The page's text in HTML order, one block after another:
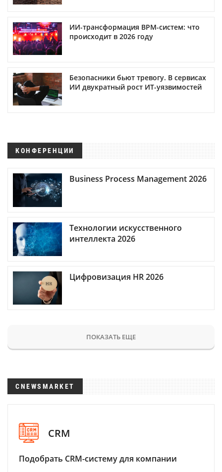
ИИ-трансформация BPM-систем: что
происходит в 2026 году
Безопасники бьют тревогу. В сервисах
ИИ двукратный рост ИТ-уязвимостей
КОНФЕРЕНЦИИ
Business Process Management 2026
Технологии искусственного
интеллекта 2026
Цифровизация HR 2026
ПОКАЗАТЬ ЕЩЕ
CNEWSMARKET
CRM
Подобрать CRM-систему для компании